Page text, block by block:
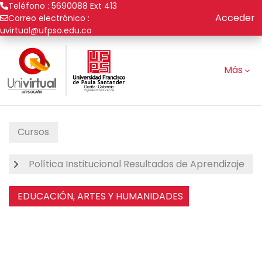
Saltar al contenido principal
Teléfono : 5690088 Ext 413
Correo electrónico :
uvirtual@ufpso.edu.co
Acceder
Más
Cursos
Política Institucional Resultados de Aprendizaje
EDUCACIÓN, ARTES Y HUMANIDADES